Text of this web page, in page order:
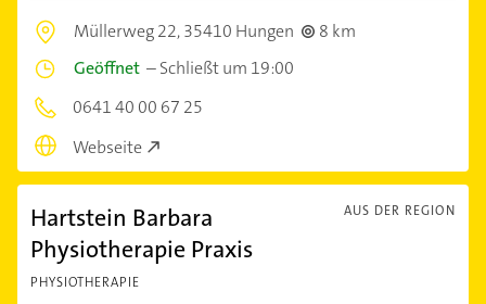
Müllerweg 22,35410 Hungen
8 km
Geöffnet –Schließt um 19:00
0641 40 00 67 25
Webseite
AUS DER REGION
Hartstein Barbara
Physiotherapie Praxis
PHYSIOTHERAPIE